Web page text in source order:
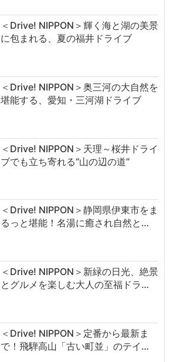
＜Drive! NIPPON＞輝く海と湖の美景
に包まれる、夏の福井ドライブ
＜Drive! NIPPON＞奥三河の大自然を
堪能する、愛知・三河湖ドライブ
＜Drive! NIPPON＞天理～桜井ドライ
ブでも立ち寄れる“山の辺の道”
＜Drive! NIPPON＞静岡県伊東市をま
るっと堪能！名湯に癒され自然と…
＜Drive! NIPPON＞新緑の日光、絶景
とグルメを楽しむ大人の至福ドラ…
＜Drive! NIPPON＞定番から最新ま
で！飛騨高山「古い町並」のテイ…